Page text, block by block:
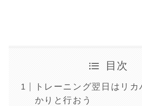
目次
トレーニング翌日はリ
かりと行おう